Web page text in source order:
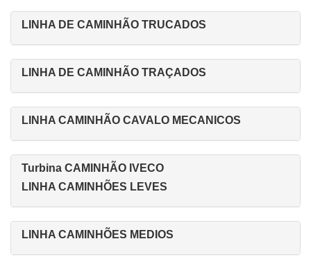
LINHA DE CAMINHÃO TRUCADOS
LINHA DE CAMINHÃO TRAÇADOS
LINHA CAMINHÃO CAVALO MECANICOS
Turbina CAMINHÃO IVECO
LINHA CAMINHÕES LEVES
LINHA CAMINHÕES MEDIOS